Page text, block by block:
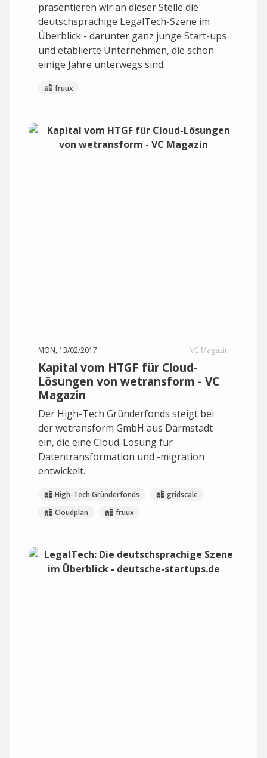
präsentieren wir an dieser Stelle die
deutschsprachige LegalTech-Szene im
Überblick - darunter ganz junge Start-ups
und etablierte Unternehmen, die schon
einige Jahre unterwegs sind.
fruux
MON, 13/02/2017 VC Magazin
Kapital vom HTGF für Cloud-
Lösungen von wetransform - VC
Magazin
Der High-Tech Gründerfonds steigt bei
der wetransform GmbH aus Darmstadt
ein, die eine Cloud-Lösung für
Datentransformation und -migration
entwickelt.
High-Tech Gründerfonds
gridscale
Cloudplan
fruux